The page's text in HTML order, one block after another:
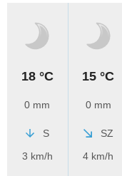
18 °C
0 mm
S
3 km/h
15 °C
0 mm
SZ
4 km/h